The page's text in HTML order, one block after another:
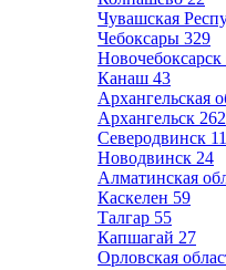
Чувашская
Чебоксары 329
Новочебоксарск
Канаш 43
Архангельская
Архангельск 262
Северодвинск
Новодвинск 24
Алматинская
Каскелен 59
Талгар 55
Капшагай 27
Орловская